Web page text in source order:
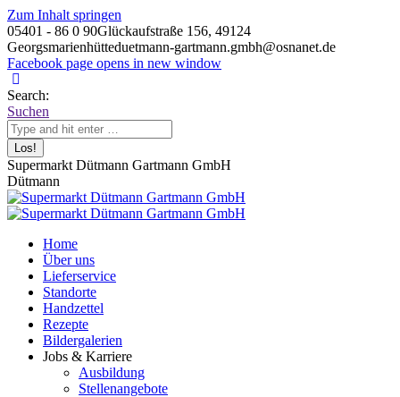
Zum Inhalt springen
05401 - 86 0 90Glückaufstraße 156, 49124
Georgsmarienhütteduetmann-gartmann.gmbh@osnanet.de
Facebook page opens in new window
Search:
Suchen
Supermarkt Dütmann Gartmann GmbH
Dütmann
Home
Über uns
Lieferservice
Standorte
Handzettel
Rezepte
Bildergalerien
Jobs & Karriere
Ausbildung
Stellenangebote